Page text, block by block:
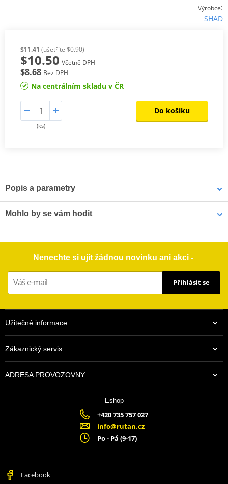
Výrobce:
SHAD
$11.41(ušetříte $0.90)
$10.50 Včetně DPH
$8.68 Bez DPH
Na centrálním skladu v ČR
(ks)
Do košíku
Popis a parametry
Výrobce
Mohlo by se vám hodit
$241.65
Na centrálním skladu v ČR
Nenechte si ujít žádnou novinku ani akci -
Přihlásit se
Užitečné informace
Zákaznický servis
ADRESA PROVOZOVNY:
Eshop
+420 735 757 027
info@rutan.cz
Po - Pá (9-17)
Facebook